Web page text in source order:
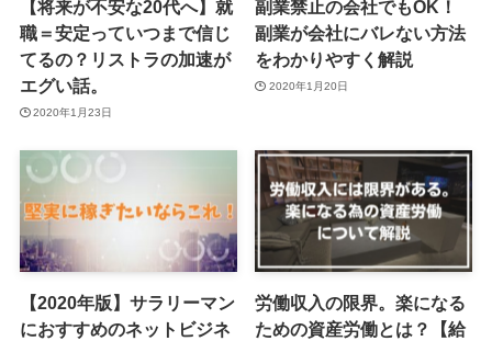
【将来が不安な20代へ】就
職＝安定っていつまで信じ
てるの？リストラの加速が
エグい話。
2020年1月23日
副業禁止の会社でもOK！
副業が会社にバレない方法
をわかりやすく解説
2020年1月20日
【2020年版】サラリーマン
におすすめのネットビジネ
労働収入の限界。楽になる
ための資産労働とは？【給